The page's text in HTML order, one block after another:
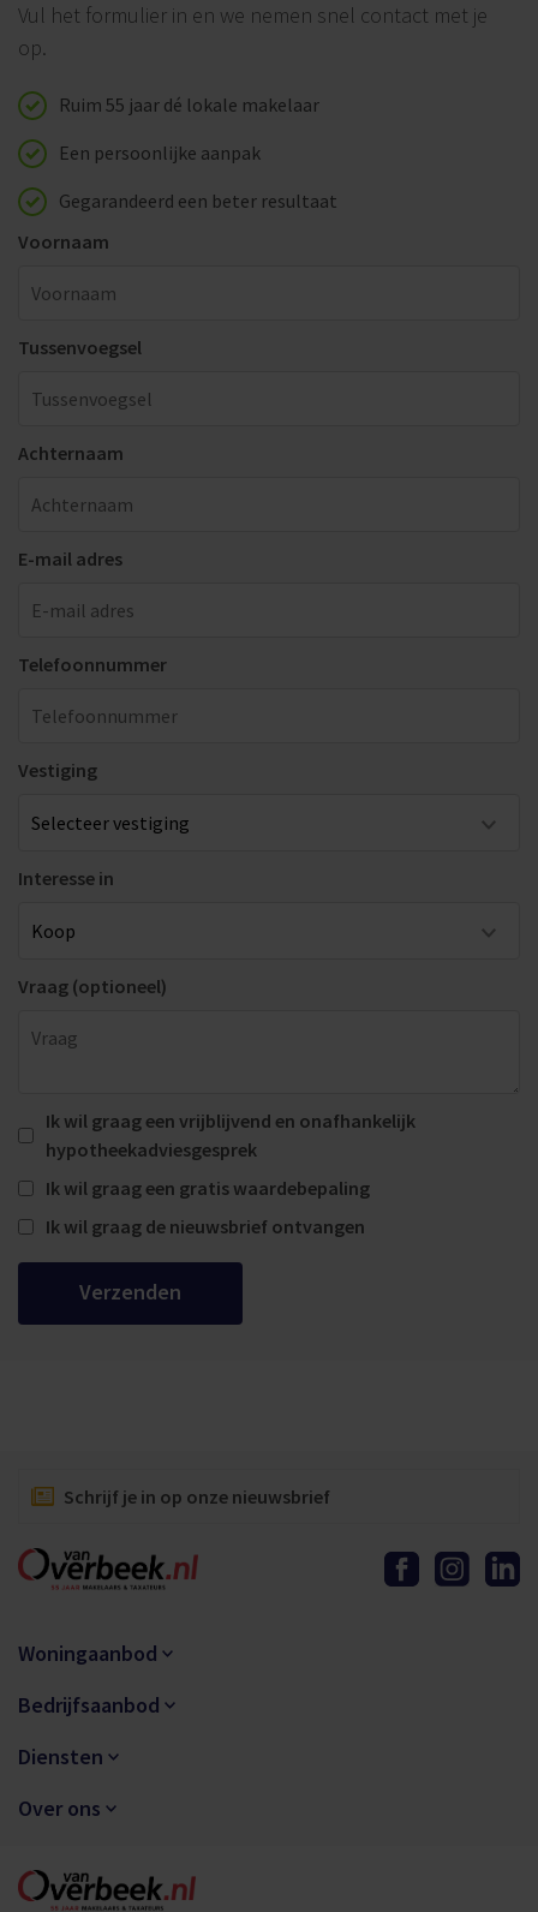
Vul het formulier in en we nemen snel contact met je
op.
Ruim 55 jaar dé lokale makelaar
Een persoonlijke aanpak
Gegarandeerd een beter resultaat
Voornaam
Tussenvoegsel
Achternaam
E-mail adres
Telefoonnummer
Vestiging
Interesse in
Vraag (optioneel)
Ik wil graag een vrijblijvend en onafhankelijk
hypotheekadviesgesprek
Ik wil graag een gratis waardebepaling
Ik wil graag de nieuwsbrief ontvangen
Verzenden
Schrijf je in op onze nieuwsbrief
Woningaanbod
Bedrijfsaanbod
Diensten
Over ons